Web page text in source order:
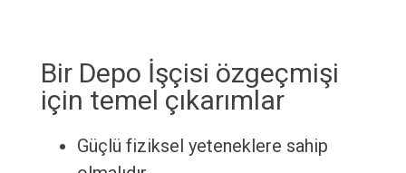
Bir Depo İşçisi özgeçmişi
için temel çıkarımlar
Güçlü fiziksel yeteneklere sahip